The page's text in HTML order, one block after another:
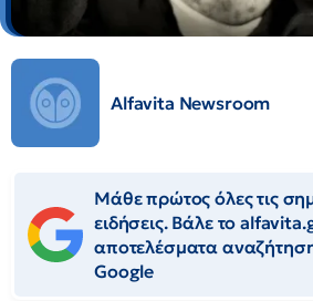
Alfavita Newsroom
Μάθε πρώτος όλες τις
ειδήσεις. Βάλε το
αποτελέσματα
Google